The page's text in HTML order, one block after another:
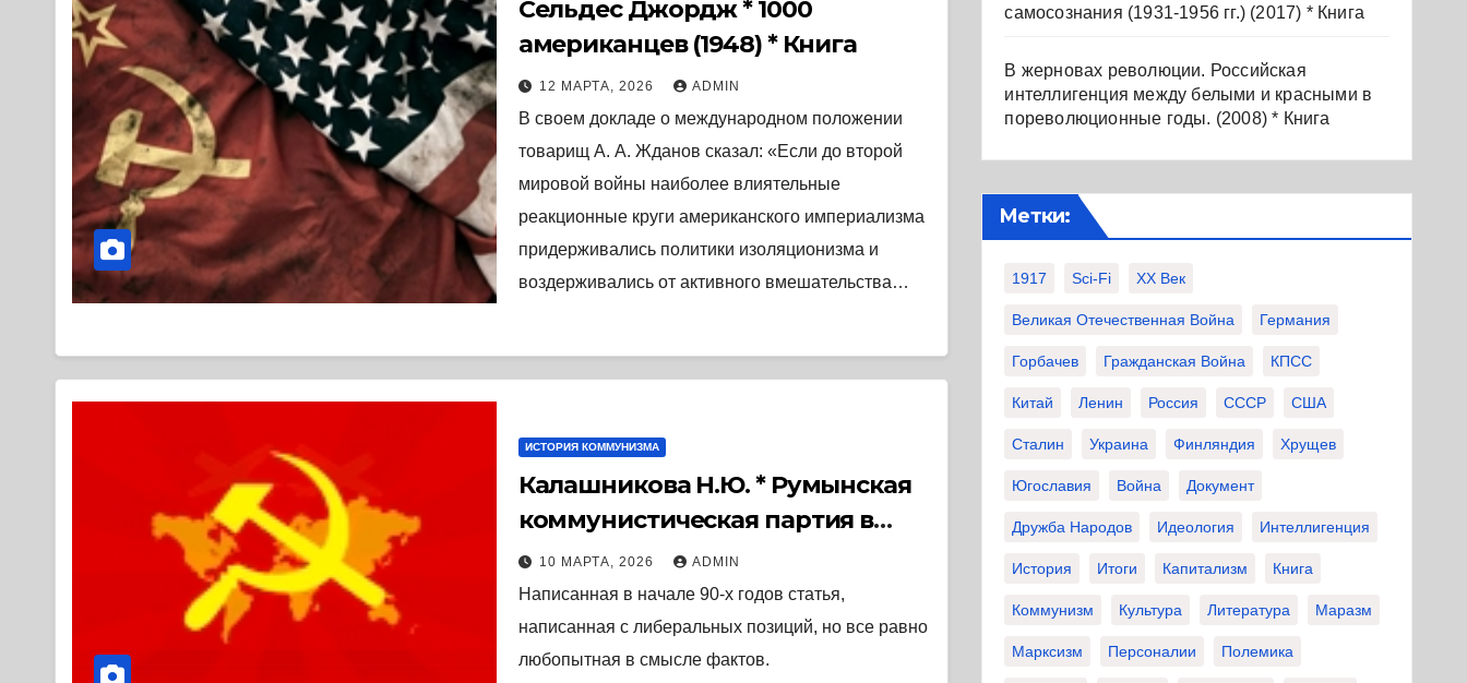
Сельдес Джордж * 1000
американцев (1948) * Книга
12 МАРТА, 2026 ADMIN
В своем докладе о международном положении
товарищ А. А. Жданов сказал: «Если до второй
мировой войны наиболее влиятельные
реакционные круги американского империализма
придерживались политики изоляционизма и
воздерживались от активного вмешательства…
ИСТОРИЯ КОММУНИЗМА
Калашникова Н.Ю. * Румынская
коммунистическая партия в
1945-1990 гг. (1994) * Статья
10 МАРТА, 2026 ADMIN
Написанная в начале 90-х годов статья,
написанная с либеральных позиций, но все равно
любопытная в смысле фактов.
самосознания (1931-1956 гг.) (2017) * Книга
В жерновах революции. Российская
интеллигенция между белыми и красными в
пореволюционные годы. (2008) * Книга
Метки:
1917 Sci-Fi XX Век
Великая Отечественная Война Германия
Горбачев Гражданская Война КПСС
Китай Ленин Россия СССР США
Сталин Украина Финляндия Хрущев
Югославия Война Документ
Дружба Народов Идеология Интеллигенция
История Итоги Капитализм Книга
Коммунизм Культура Литература Маразм
Марксизм Персоналии Полемика